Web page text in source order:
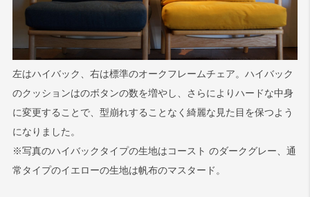
左はハイバック、右は標準のオークフレームチェア。ハイバック
のクッションはのボタンの数を増やし、さらによりハードな中身
に変更することで、型崩れすることなく綺麗な見た目を保つよう
になりました。
※写真のハイバックタイプの生地はコースト のダークグレー、通
常タイプのイエローの生地は帆布のマスタード。